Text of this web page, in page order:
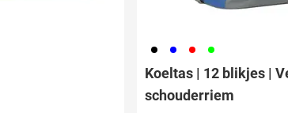
001 005 008 019
Koeltas | 12 blikjes |
schouderriem